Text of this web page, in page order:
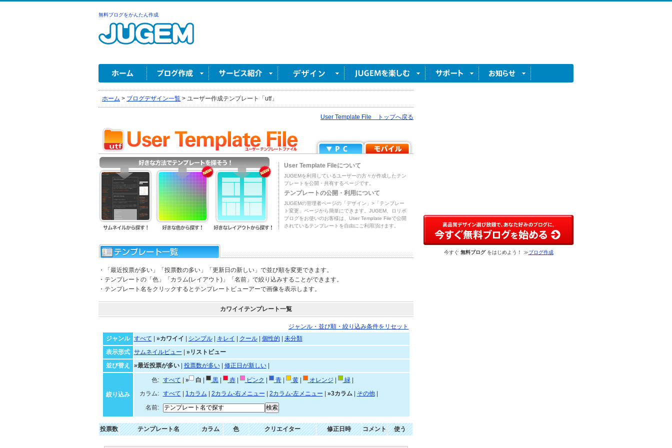
無料ブログをかんたん作成
ホーム > ブログデザイン一覧 > ユーザー作成テンプレート「utf」
User Template File トップへ戻る
User Template Fileについて
JUGEMを利用しているユーザーの方々が作成したテン
プレートを公開・共有するページです。
テンプレートの公開・利用について
JUGEMの管理者ページの「デザイン」>「テンプレー
ト変更」ページから簡単にできます。JUGEM、ロリポ
ブログをお使いのお客様は、User Template Fileで公開
されているテンプレートを自由にご利用頂けます。
・「最近投票が多い」「投票数の多い」「更新日の新しい」で並び順を変更できます。
・テンプレートの「色」「カラム(レイアウト)」「名前」で絞り込みすることができます。
・テンプレート名をクリックするとテンプレートビューアーで画像を表示します。
カワイイテンプレート一覧
ジャンル・並び順・絞り込み条件をリセット
ジャンル
すべて »カワイイ シンプル| キレイ クール| 個性的
未分類
表示形式
サムネイルビュー
»リストビュー
並び替え
»最近投票が多い| 投票数が多い| 修正日が新しい|
絞り込み
色: すべて » 白 黒| 赤| ピンク 青| 黄| オレンジ 緑|
カラム:
すべて 1カラム 2カラム-右メニュー 2カラム-左メニュー »3カラム| その他|
名前:
投票数 テンプレート名 カラム 色 クリエイター 修正日時 コメント 使う
今すぐ 無料ブログをはじめよう！ ≫ブログ作成